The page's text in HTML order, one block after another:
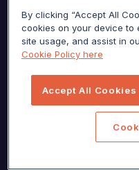
By clicking “Accept All
cookies on your device to
site usage, and assist in
Cookie Policy here
Accept All Cookies